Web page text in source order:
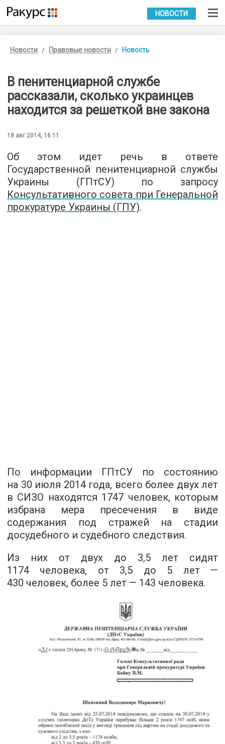
УКР РУС
НОВОСТИ
Новости Правовые новости Новость
В пенитенциарной службе
рассказали, сколько украинцев
находится за решеткой вне закона
18 авг 2014, 16:11
Об этом идет речь в ответе
Государственной пенитенциарной службы
Украины (ГПтСУ) по запросу
Консультативного совета при Генеральной
прокуратуре Украины (ГПУ).
По информации ГПтСУ по состоянию
на 30 июля 2014 года, всего более двух лет
в СИЗО находятся 1747 человек, которым
избрана мера пресечения в виде
содержания под стражей на стадии
досудебного и судебного следствия.
Из них от двух до 3,5 лет сидят
1174 человека, от 3,5 до 5 лет —
430 человек, более 5 лет — 143 человека.